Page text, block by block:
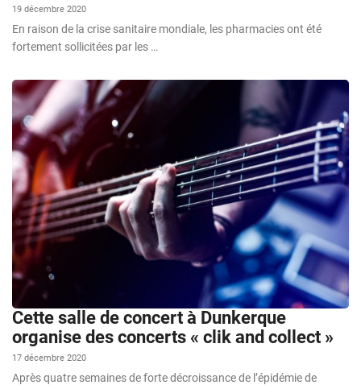
19 décembre 2020
En raison de la crise sanitaire mondiale, les pharmacies ont été
fortement sollicitées par les …
Cette salle de concert à Dunkerque
organise des concerts « clik and collect »
17 décembre 2020
Après quatre semaines de forte décroissance de l’épidémie de